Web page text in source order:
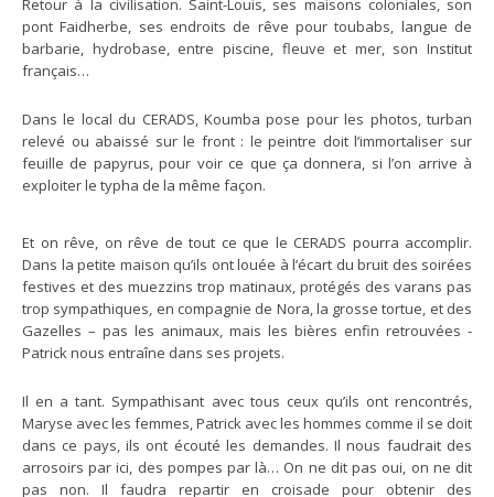
pont Faidherbe, ses endroits de rêve pour toubabs, langue de
barbarie, hydrobase, entre piscine, fleuve et mer, son Institut
français…
Dans le local du CERADS, Koumba pose pour les photos, turban
relevé ou abaissé sur le front : le peintre doit l’immortaliser sur
feuille de papyrus, pour voir ce que ça donnera, si l’on arrive à
exploiter le typha de la même façon.
Et on rêve, on rêve de tout ce que le CERADS pourra accomplir.
Dans la petite maison qu’ils ont louée à l’écart du bruit des soirées
festives et des muezzins trop matinaux, protégés des varans pas
trop sympathiques, en compagnie de Nora, la grosse tortue, et des
Gazelles – pas les animaux, mais les bières enfin retrouvées -
Patrick nous entraîne dans ses projets.
Il en a tant. Sympathisant avec tous ceux qu’ils ont rencontrés,
Maryse avec les femmes, Patrick avec les hommes comme il se doit
dans ce pays, ils ont écouté les demandes. Il nous faudrait des
arrosoirs par ici, des pompes par là… On ne dit pas oui, on ne dit
pas non. Il faudra repartir en croisade pour obtenir des